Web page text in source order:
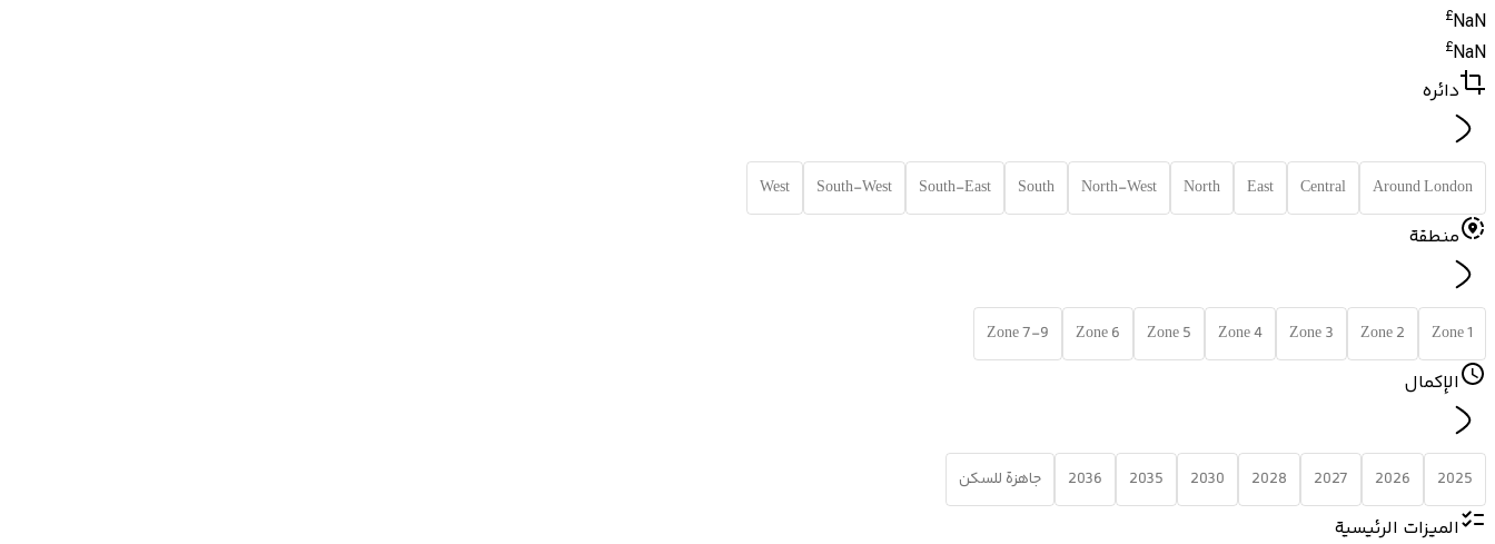
NaN
£
NaN
£
دائره
Around London
Central
East
North
North-West
South
South-East
South-West
West
منطقة
Zone 1
Zone 2
Zone 3
Zone 4
Zone 5
Zone 6
Zone 7-9
الإكمال
2025
2026
2027
2028
2030
2035
2036 جاهزة للسكن
الميزات الرئيسية